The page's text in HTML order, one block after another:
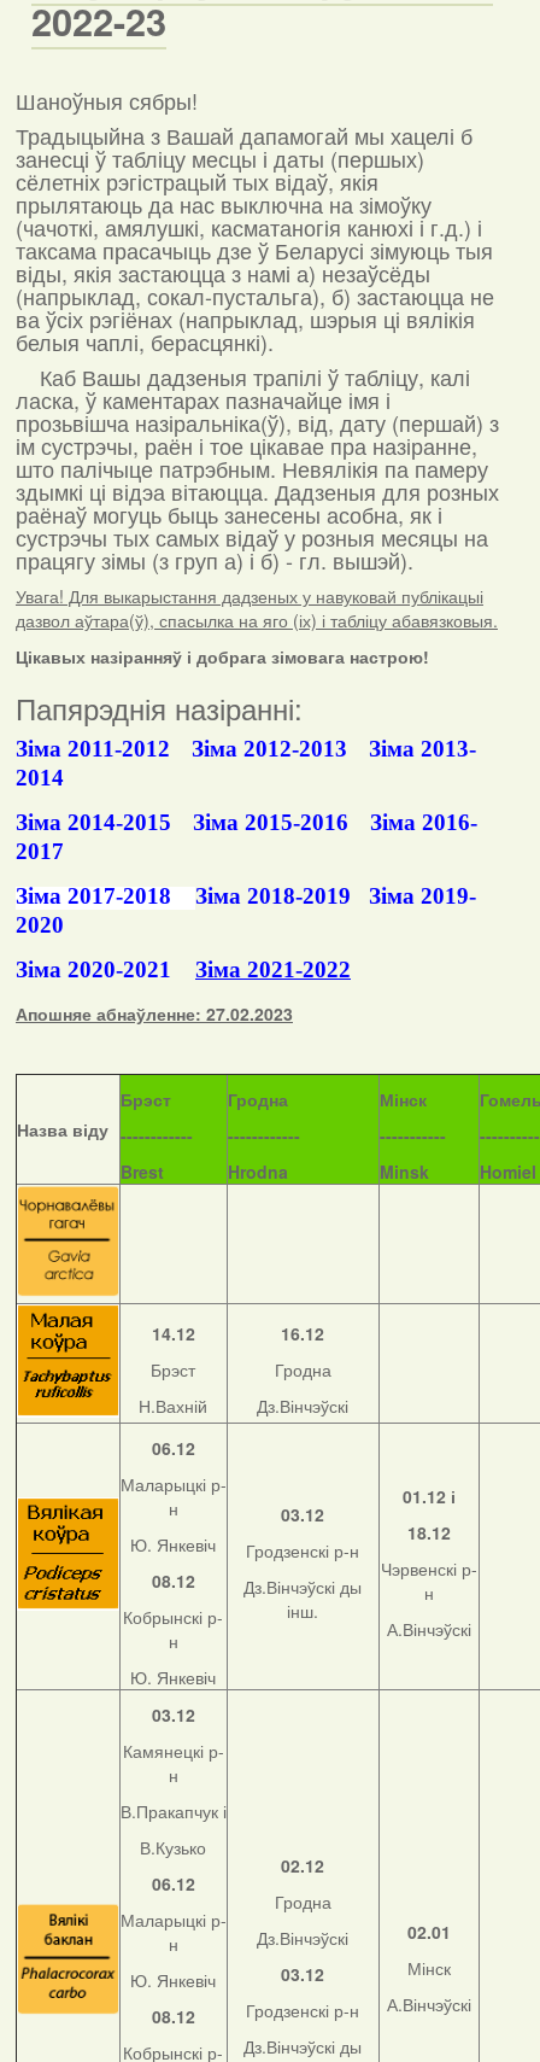
2022-23
Шаноўныя сябры!
Традыцыйна з Вашай дапамогай мы хацелі б
занесці ў табліцу месцы і даты (першых)
сёлетніх рэгістрацый тых відаў, якія
прылятаюць да нас выключна на зімоўку
(чачоткі, амялушкі, касматаногія канюхі і г.д.) і
таксама прасачыць дзе ў Беларусі зімуюць тыя
віды, якія застаюцца з намі а) незаўсёды
(напрыклад, сокал-пустальга), б) застаюцца не
ва ўсіх рэгіёнах (напрыклад, шэрыя ці вялікія
белыя чаплі, берасцянкі).
Каб Вашы дадзеныя трапілі ў табліцу, калі
ласка, ў каментарах пазначайце імя і
прозьвішча назіральніка(ў), від, дату (першай) з
ім сустрэчы, раён і тое цікавае пра назіранне,
што палічыце патрэбным. Невялікія па памеру
здымкі ці відэа вітаюцца. Дадзеныя для розных
раёнаў могуць быць занесены асобна, як і
сустрэчы тых самых відаў у розныя месяцы на
працягу зімы (з груп а) і б) - гл. вышэй).
Увага! Для выкарыстання дадзеных у навуковай публікацыі
дазвол аўтара(ў), спасылка на яго (іх) і табліцу абавязковыя.
Цікавых назіранняў і добрага зімовага настрою!
Папярэднія назіранні:
Зіма 2011-2012 Зіма 2012-2013
Зіма 2013-
2014
Зіма 2014-2015
Зіма 2015-2016
Зіма 2016-
2017
Зіма 2017-2018
Зіма 2018-2019
Зіма 2019-
2020
Зіма 2020-2021 Зіма 2021-2022
Апошняе абнаўленне: 27.02.2023
Назва віду
Брэст
------------
Brest
Гродна
------------
Hrodna
Мінск
-----------
Minsk
Homiel
14.12
Брэст
Н.Вахній
16.12
Гродна
Дз.Вінчэўскі
06.12
Маларыцкі р-
н
Ю. Янкевіч
08.12
Кобрынскі р-
н
Ю. Янкевіч
03.12
Гродзенскі р-н
Дз.Вінчэўскі ды
інш.
01.12 і
18.12
Чэрвенскі р-
н
А.Вінчэўскі
03.12
Камянецкі р-
н
В.Пракапчук і
В.Кузько
06.12
Маларыцкі р-
н
Ю. Янкевіч
08.12
Кобрынскі р-
02.12
Гродна
Дз.Вінчэўскі
03.12
Гродзенскі р-н
Дз.Вінчэўскі ды
02.01
Мінск
А.Вінчэўскі